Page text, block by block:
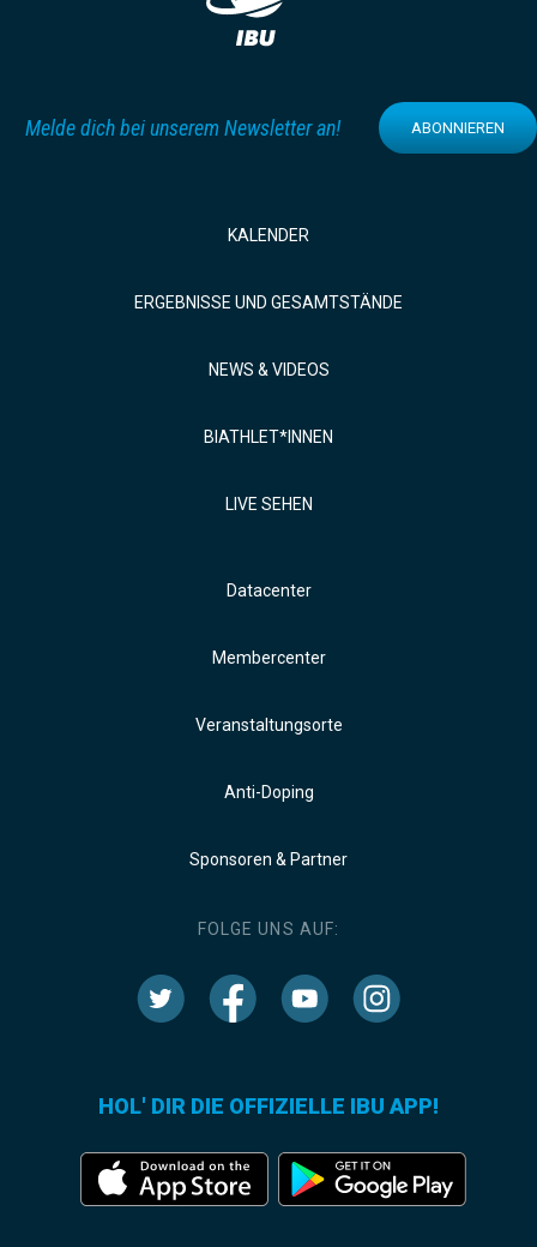
Melde dich bei unserem Newsletter an! ABONNIEREN
KALENDER
ERGEBNISSE UND GESAMTSTÄNDE
NEWS & VIDEOS
BIATHLET*INNEN
LIVE SEHEN
Datacenter
Membercenter
Veranstaltungsorte
Anti-Doping
Sponsoren & Partner
FOLGE UNS AUF:
HOL' DIR DIE OFFIZIELLE IBU APP!